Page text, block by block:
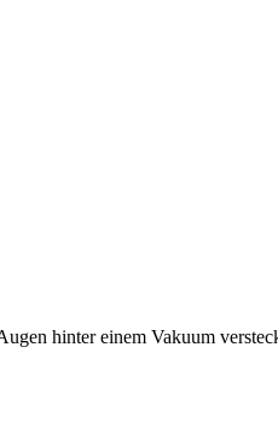
hinter einem Vakuum